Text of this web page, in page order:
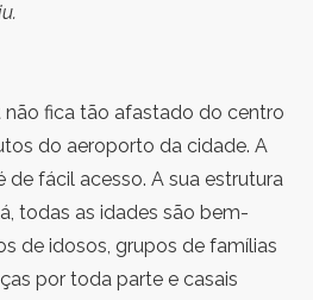
não fica tão afastado do centro
do aeroporto da cidade. A
de fácil acesso. A sua estrutura
todas as idades são bem-
de idosos, grupos de famílias
por toda parte e casais